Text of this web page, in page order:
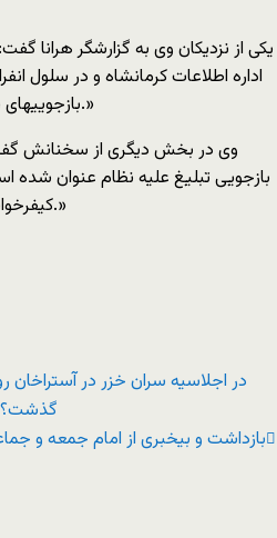
یکی از نزدیکان وی به گزارشگر هرانا
اداره اطلاعات کرمانشاه و در سلول
بازجوییهای سختی را پشت سر گذاشته است.»
وی در بخش دیگری از سخنانش
بازجویی تبلیغ علیه نظام عنوان
کیفرخواست به دادگاه انقلاب ارجاء شده.»
در اجلاسیه سران خزر در آستراخان
گذشت؟
بازداشت و بیخبری از امام جمعه و